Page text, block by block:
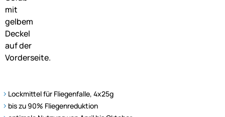
Lockmittel für Fliegenfalle, 4x25g
bis zu 90% Fliegenreduktion